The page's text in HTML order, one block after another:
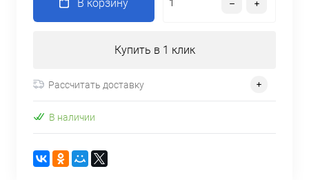
В корзину
Купить в 1 клик
Рассчитать доставку
В наличии